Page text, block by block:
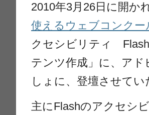
2010年3月26日に開か
使えるウェブコンクー
クセシビリティ
テンツ作成」に、ア
しょに、登壇させて
主にFlashのアクセシ